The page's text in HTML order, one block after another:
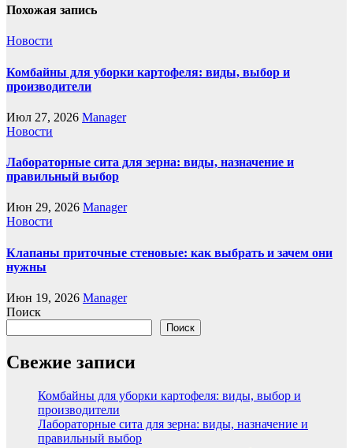
Похожая запись
Новости
Комбайны для уборки картофеля: виды, выбор и
производители
Июл 27, 2026 Manager
Новости
Лабораторные сита для зерна: виды, назначение и
правильный выбор
Июн 29, 2026 Manager
Новости
Клапаны приточные стеновые: как выбрать и зачем они
нужны
Июн 19, 2026 Manager
Поиск
Поиск
Свежие записи
Комбайны для уборки картофеля: виды, выбор и
производители
Лабораторные сита для зерна: виды, назначение и
правильный выбор